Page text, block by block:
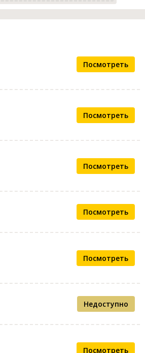
Посмотреть
Посмотреть
Посмотреть
Посмотреть
Посмотреть
Недоступно
Посмотреть